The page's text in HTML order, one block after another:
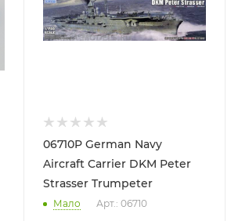
06710P German Navy
Aircraft Carrier DKM Peter
Strasser Trumpeter
Мало Арт.: 06710